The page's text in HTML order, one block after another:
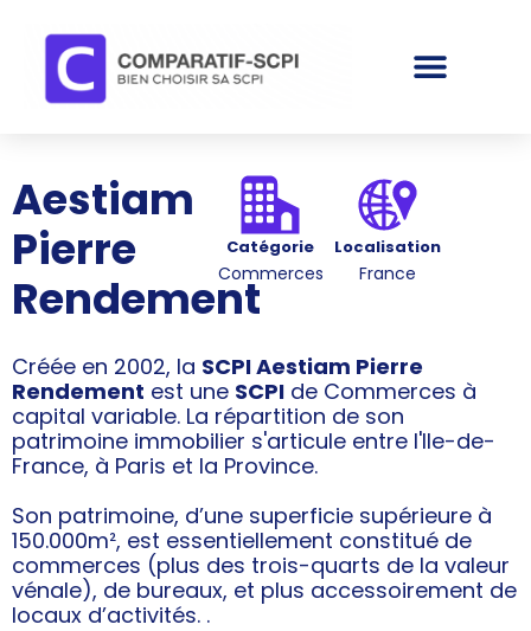
Aestiam
Pierre
Rendement
Catégorie
Commerces
Localisation
France
Créée en 2002, la SCPI Aestiam Pierre
Rendement est une SCPI de Commerces à
capital variable. La répartition de son
patrimoine immobilier s'articule entre l'Ile-de-
France, à Paris et la Province.
Son patrimoine, d’une superficie supérieure à
150.000m², est essentiellement constitué de
commerces (plus des trois-quarts de la valeur
vénale), de bureaux, et plus accessoirement de
locaux d’activités. .